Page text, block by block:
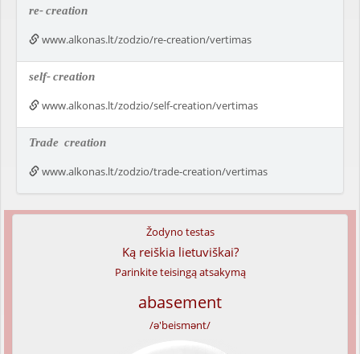
re-creation
www.alkonas.lt/zodzio/re-creation/vertimas
self-creation
www.alkonas.lt/zodzio/self-creation/vertimas
Trade creation
www.alkonas.lt/zodzio/trade-creation/vertimas
Žodyno testas
Ką reiškia lietuviškai?
Parinkite teisingą atsakymą
abasement
/ə'beismənt/